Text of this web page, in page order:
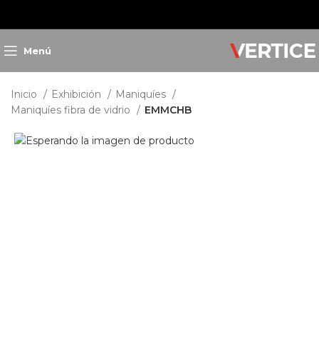
Menú
Inicio Exhibición
Maniquíes
Maniquíes fibra de vidrio
EMMCHB